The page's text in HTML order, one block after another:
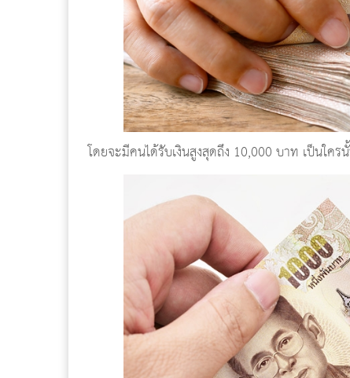
โดยจะมีคนได้รับเงินสูงสุดถึง 10,000 บาท เป็นใคร